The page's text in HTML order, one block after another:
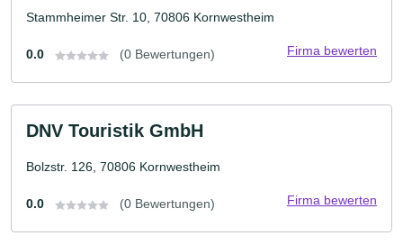
Stammheimer Str. 10, 70806 Kornwestheim
0.0 (0 Bewertungen) Firma bewerten
DNV Touristik GmbH
Bolzstr. 126, 70806 Kornwestheim
0.0 (0 Bewertungen) Firma bewerten